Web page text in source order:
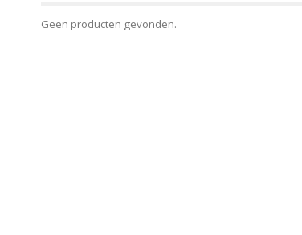
Geen producten gevonden.